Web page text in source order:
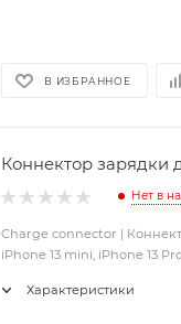
В ИЗБРАННОЕ
Коннектор зарядки
Нет в
Charge connector |
iPhone 13 mini, iPhone 13
Характеристики